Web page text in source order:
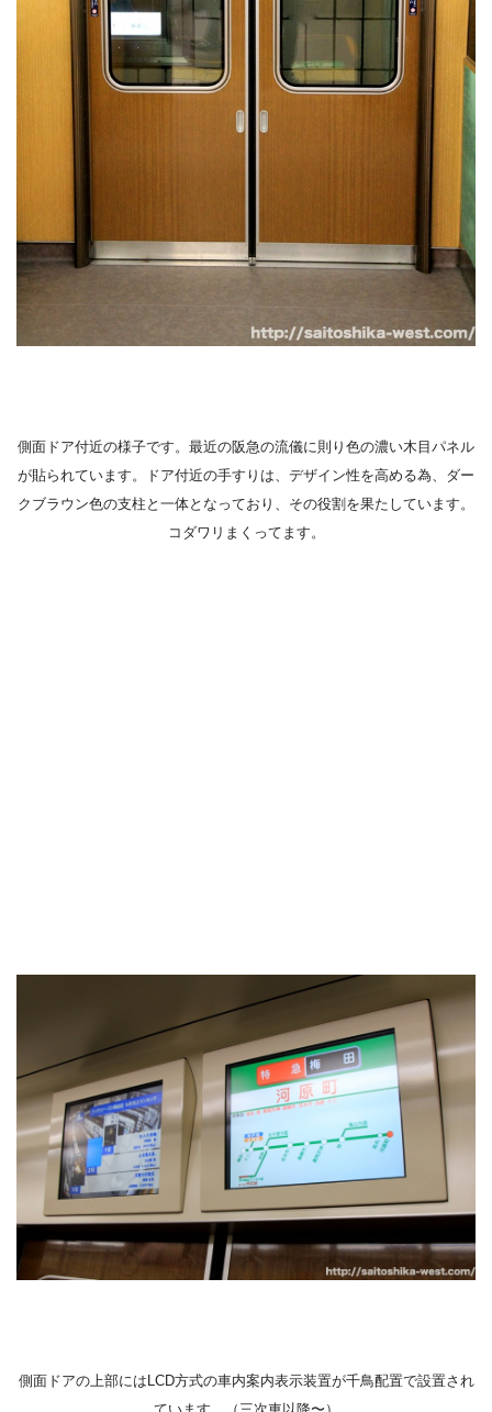
側面ドア付近の様子です。最近の阪急の流儀に則り色の濃い木目パネル
が貼られています。ドア付近の手すりは、デザイン性を高める為、ダー
クブラウン色の支柱と一体となっており、その役割を果たしています。
コダワリまくってます。
側面ドアの上部にはLCD方式の車内案内表示装置が千鳥配置で設置され